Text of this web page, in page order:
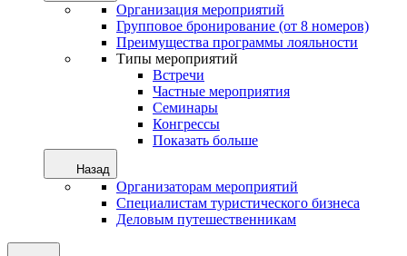
Организация мероприятий
Групповое бронирование (от 8 номеров)
Преимущества программы лояльности
Типы мероприятий
Встречи
Частные мероприятия
Семинары
Конгрессы
Показать больше
Назад
Организаторам мероприятий
Специалистам туристического бизнеса
Деловым путешественникам